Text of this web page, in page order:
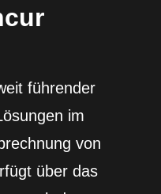
führender
im
von
über das